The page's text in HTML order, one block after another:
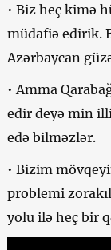
• Biz heç kimə
müdafiə edirik.
Azərbaycan
• Amma
edir deyə min
edə bilməzlər.
• Bizim
problemi
yolu ilə heç bir